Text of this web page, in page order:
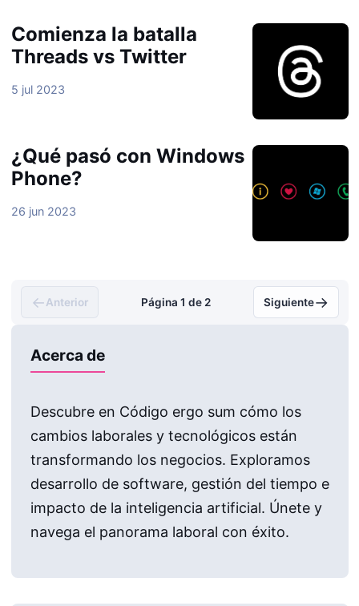
Comienza la batalla
Threads vs Twitter
5 jul 2023
¿Qué pasó con Windows
Phone?
26 jun 2023
←Anterior Página 1 de 2 Siguiente→
Acerca de
Descubre en Código ergo sum cómo los
cambios laborales y tecnológicos están
transformando los negocios. Exploramos
desarrollo de software, gestión del tiempo e
impacto de la inteligencia artificial. Únete y
navega el panorama laboral con éxito.